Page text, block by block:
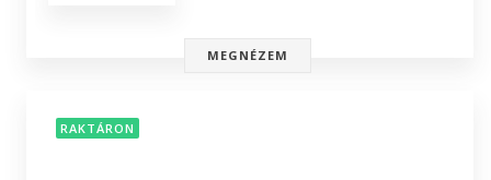
MEGNÉZEM
RAKTÁRON